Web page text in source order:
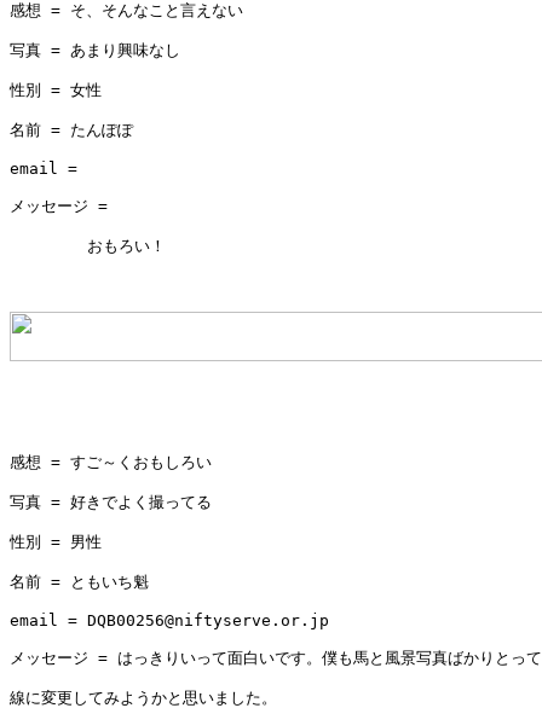
感想 = そ、そんなこと言えない
写真 = あまり興味なし
性別 = 女性
名前 = たんぽぽ
email =
メッセージ =
        おもろい！
感想 = すご～くおもしろい
写真 = 好きでよく撮ってる
性別 = 男性
名前 = ともいち魁
email = DQB00256@niftyserve.or.jp
メッセージ = はっきりいって面白いです。僕も馬と風景写真ばかりとっ
線に変更してみようかと思いました。